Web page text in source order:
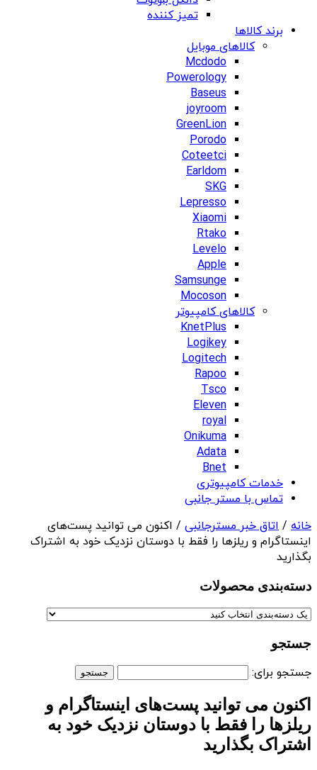
تمیز کننده
برند کالاها
کالاهای موبایل
Mcdodo
Powerology
Baseus
joyroom
GreenLion
Porodo
Coteetci
Earldom
SKG
Lepresso
Xiaomi
Rtako
Levelo
Apple
Samsunge
Mocoson
کالاهای کامپیوتر
KnetPlus
Logikey
Logitech
Rapoo
Tsco
Eleven
royal
Onikuma
Adata
Bnet
خدمات کامپیوتری
تماس با مستر جانبی
خانه / اتاق خبر مسترجانبی / اکنون می توانید پست‌های
اینستاگرام و ریلزها را فقط با دوستان نزدیک خود به اشتراک
بگذارید
دسته‌بندی‌ محصولات
جستجو
جستجو برای:
اکنون می توانید پست‌های اینستاگرام و
ریلزها را فقط با دوستان نزدیک خود به
اشتراک بگذارید